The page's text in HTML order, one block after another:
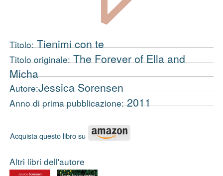
Titolo:Tienimi con te
Titolo originale:The Forever of Ella and
Micha
Autore:Jessica Sorensen
Anno di prima pubblicazione:2011
Acquista questo libro su
Altri libri dell'autore